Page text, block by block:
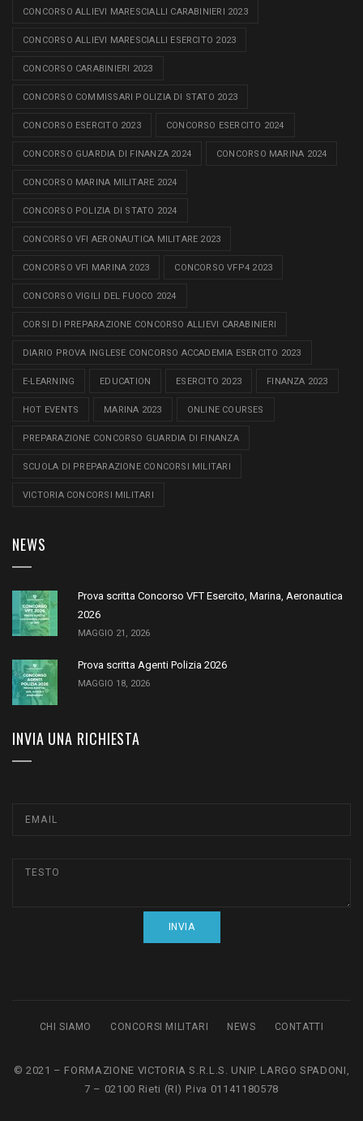
CONCORSO ALLIEVI MARESCIALLI CARABINIERI 2023
CONCORSO ALLIEVI MARESCIALLI ESERCITO 2023
CONCORSO CARABINIERI 2023
CONCORSO COMMISSARI POLIZIA DI STATO 2023
CONCORSO ESERCITO 2023 CONCORSO ESERCITO 2024
CONCORSO GUARDIA DI FINANZA 2024 CONCORSO MARINA 2024
CONCORSO MARINA MILITARE 2024
CONCORSO POLIZIA DI STATO 2024
CONCORSO VFI AERONAUTICA MILITARE 2023
CONCORSO VFI MARINA 2023 CONCORSO VFP4 2023
CONCORSO VIGILI DEL FUOCO 2024
CORSI DI PREPARAZIONE CONCORSO ALLIEVI CARABINIERI
DIARIO PROVA INGLESE CONCORSO ACCADEMIA ESERCITO 2023
E-LEARNING EDUCATION ESERCITO 2023 FINANZA 2023
HOT EVENTS MARINA 2023 ONLINE COURSES
PREPARAZIONE CONCORSO GUARDIA DI FINANZA
SCUOLA DI PREPARAZIONE CONCORSI MILITARI
VICTORIA CONCORSI MILITARI
NEWS
Prova scritta Concorso VFT Esercito, Marina, Aeronautica
2026
MAGGIO 21, 2026
Prova scritta Agenti Polizia 2026
MAGGIO 18, 2026
INVIA UNA RICHIESTA
CHI SIAMO CONCORSI MILITARI NEWS CONTATTI
© 2021 – FORMAZIONE VICTORIA S.R.L.S. UNIP. LARGO SPADONI,
7 – 02100 Rieti (RI) P.iva 01141180578